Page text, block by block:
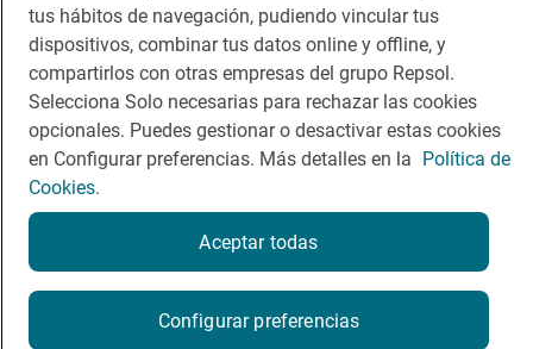
Dormir
Canal de ética
Política de privacidad
Condiciones del servicio
tus hábitos de navegación, pudiendo vincular tus
dispositivos, combinar tus datos online y offline, y
compartirlos con otras empresas del grupo Repsol.
Selecciona Solo necesarias para rechazar las cookies
opcionales. Puedes gestionar o desactivar estas cookies
en Configurar preferencias. Más detalles en la Política de
Cookies.
Configurar preferencias
Aceptar todas